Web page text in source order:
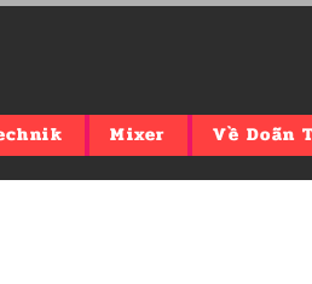
Mixer Về Doãn